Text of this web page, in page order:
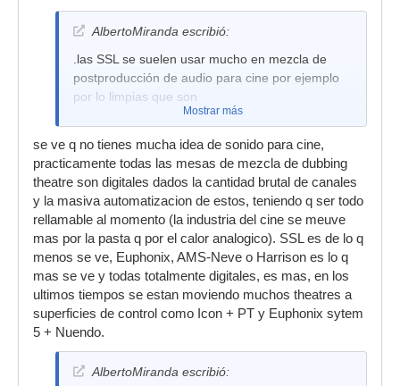
AlbertoMiranda escribió:
.las SSL se suelen usar mucho en mezcla de
postproducción de audio para cine por ejemplo
por lo limpias que son
Mostrar más
se ve q no tienes mucha idea de sonido para cine,
practicamente todas las mesas de mezcla de dubbing
theatre son digitales dados la cantidad brutal de canales
y la masiva automatizacion de estos, teniendo q ser todo
rellamable al momento (la industria del cine se meuve
mas por la pasta q por el calor analogico). SSL es de lo q
menos se ve, Euphonix, AMS-Neve o Harrison es lo q
mas se ve y todas totalmente digitales, es mas, en los
ultimos tiempos se estan moviendo muchos theatres a
superficies de control como Icon + PT y Euphonix sytem
5 + Nuendo.
AlbertoMiranda escribió: